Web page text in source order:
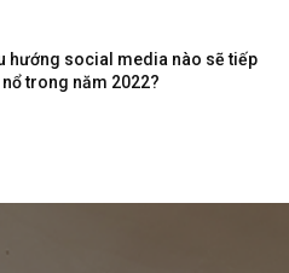
hướng social media nào sẽ tiếp
trong năm 2022?